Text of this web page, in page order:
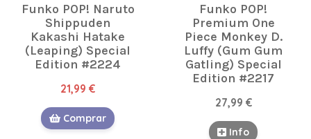
Funko POP! Naruto
Shippuden
Kakashi Hatake
(Leaping) Special
Edition #2224
21,99 €
Comprar
Funko POP!
Premium One
Piece Monkey D.
Luffy (Gum Gum
Gatling) Special
Edition #2217
27,99 €
Info